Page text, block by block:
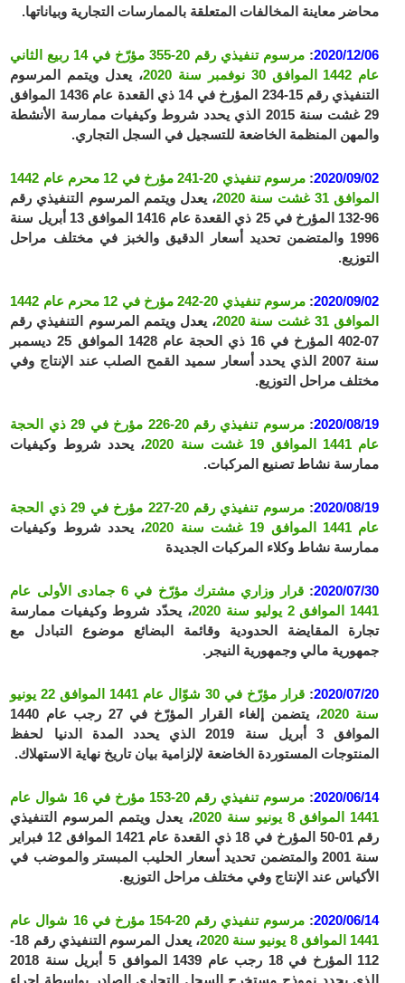
محاضر معاينة المخالفات المتعلقة بالممارسات التجارية وبياناتها.
2020/12/06
:
مرسوم تنفيذي رقم 20-355 مؤرّخ في 14 ربيع الثاني
عام 1442 الموافق 30 نوفمبر سنة 2020
، يعدل ويتمم المرسوم
التنفيذي رقم 15-234 المؤرخ في 14 ذي القعدة عام 1436 الموافق
29 غشت سنة 2015 الذي يحدد شروط وكيفيات ممارسة الأنشطة
والمهن المنظمة الخاضعة للتسجيل في السجل التجاري.
2020/09/02
:
مرسوم تنفيذي 20-241 مؤرخ في 12 محرم عام 1442
الموافق 31 غشت سنة 2020
، يعدل ويتمم المرسوم التنفيذي رقم
96-132 المؤرخ في 25 ذي القعدة عام 1416 الموافق 13 أبريل سنة
1996 والمتضمن تحديد أسعار الدقيق والخبز في مختلف مراحل
التوزيع.
2020/09/02
:
مرسوم تنفيذي 20-242 مؤرخ في 12 محرم عام 1442
الموافق 31 غشت سنة 2020
، يعدل ويتمم المرسوم التنفيذي رقم
07-402 المؤرخ في 16 ذي الحجة عام 1428 الموافق 25 ديسمبر
سنة 2007 الذي يحدد أسعار سميد القمح الصلب عند الإنتاج وفي
مختلف مراحل التوزيع.
2020/08/19
:
مرسوم تنفيذي رقم 20-226 مؤرخ في 29 ذي الحجة
عام 1441 الموافق 19 غشت سنة 2020
، يحدد شروط وكيفيات
ممارسة نشاط تصنيع المركبات.
2020/08/19
:
مرسوم تنفيذي رقم 20-227 مؤرخ في 29 ذي الحجة
عام 1441 الموافق 19 غشت سنة 2020
، يحدد شروط وكيفيات
ممارسة نشاط وكلاء المركبات الجديدة
2020/07/30
:
قرار وزاري مشترك مؤرّخ في 6 جمادى الأولى عام
1441 الموافق 2 يوليو سنة 2020
، يحدّد شروط وكيفيات ممارسة
تجارة المقايضة الحدودية وقائمة البضائع موضوع التبادل مع
جمهورية مالي وجمهورية النيجر.
2020/07/20
:
قرار مؤرّخ في 30 شوّال عام 1441 الموافق 22 يونيو
سنة 2020
، يتضمن إلغاء القرار المؤرّخ في 27 رجب عام 1440
الموافق 3 أبريل سنة 2019 الذي يحدد المدة الدنيا لحفظ
المنتوجات المستوردة الخاضعة لإلزامية بيان تاريخ نهاية الاستهلاك.
2020/06/14
:
مرسوم تنفيذي رقم 20-153 مؤرخ في 16 شوال عام
1441 الموافق 8 يونيو سنة 2020
، يعدل ويتمم المرسوم التنفيذي
رقم 01-50 المؤرخ في 18 ذي القعدة عام 1421 الموافق 12 فبراير
سنة 2001 والمتضمن تحديد أسعار الحليب المبستر والموضب في
الأكياس عند الإنتاج وفي مختلف مراحل التوزيع.
2020/06/14
:
مرسوم تنفيذي رقم 20-154 مؤرخ في 16 شوال عام
1441 الموافق 8 يونيو سنة 2020
، يعدل المرسوم التنفيذي رقم 18-
112 المؤرخ في 18 رجب عام 1439 الموافق 5 أبريل سنة 2018
الذي يحدد نموذج مستخرج السجل التجاري الصادر بواسطة إجراء